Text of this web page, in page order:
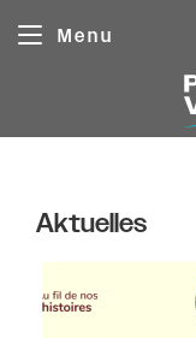
Menu
Aktuelles